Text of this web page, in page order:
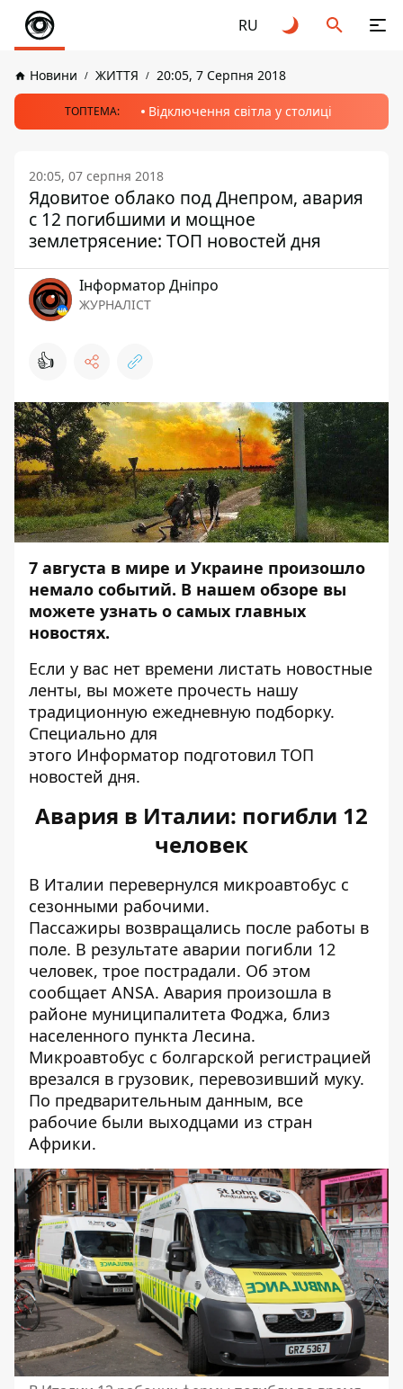
RU
Новини ЖИТТЯ 20:05, 7 Серпня 2018
ТОПТЕМА: Відключення світла у столиці
20:05, 07 серпня 2018
Ядовитое облако под Днепром, авария
с 12 погибшими и мощное
землетрясение: ТОП новостей дня
Інформатор Дніпро
ЖУРНАЛІСТ
👍
7 августа в мире и Украине произошло
немало событий. В нашем обзоре вы
можете узнать о самых главных
новостях.
Если у вас нет времени листать новостные
ленты, вы можете прочесть нашу
традиционную ежедневную подборку.
Специально для
этого Информатор подготовил ТОП
новостей дня.
Авария в Италии: погибли 12
человек
В Италии перевернулся микроавтобус с
сезонными рабочими.
Пассажиры возвращались после работы в
поле. В результате аварии погибли 12
человек, трое пострадали. Об этом
сообщает ANSA. Авария произошла в
районе муниципалитета Фоджа, близ
населенного пункта Лесина.
Микроавтобус с болгарской регистрацией
врезался в грузовик, перевозивший муку.
По предварительным данным, все
рабочие были выходцами из стран
Африки.